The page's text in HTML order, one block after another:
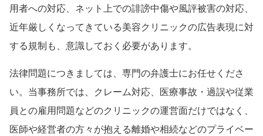
用者への対応、ネット上での誹謗中傷や風評被害の対応、
近年厳しくなってきている美容クリニックの広告表現に対
する規制も、意識しておく必要があります。
法律問題につきましては、専門の弁護士にお任せくださ
い。当事務所では、クレーム対応、医療事故・過誤や従業
員との雇用問題などのクリニックの運営面だけではなく、
医師や経営者の方々が抱える離婚や相続などのプライベー